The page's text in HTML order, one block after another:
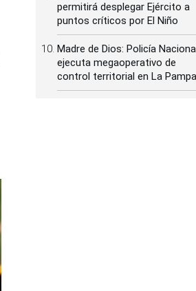
permitirá desplegar Ejército a
puntos críticos por El Niño
Madre de Dios: Policía
ejecuta megaoperativo de
control territorial en La Pampa